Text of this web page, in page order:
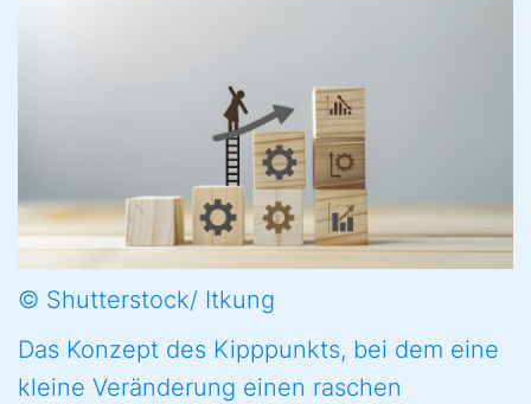
© Shutterstock/ Itkung
Das Konzept des Kipppunkts, bei dem eine
kleine Veränderung einen raschen